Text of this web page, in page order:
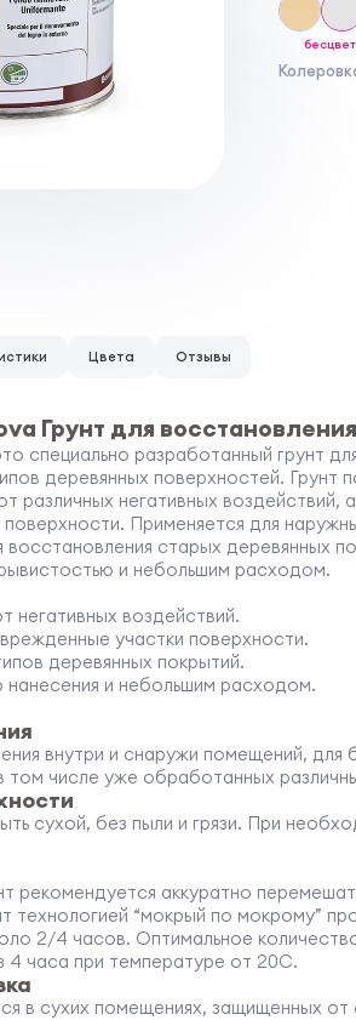
Цвета Отзывы
Грунт для
специально разработанный грунт
деревянных поверхностей. Грунт
различных негативных воздействий,
Применяется для
старых деревянных
и небольшим расходом.
негативных воздействий.
участки поверхности.
деревянных покрытий.
и небольшим расходом.
внутри и снаружи помещений, для
том числе уже обработанных
сухой, без пыли и грязи. При
рекомендуется аккуратно
технологией “мокрый по мокрому”
2/4 часов. Оптимальное
4 часа при температуре от 20С.
в сухих помещениях, защищенных от